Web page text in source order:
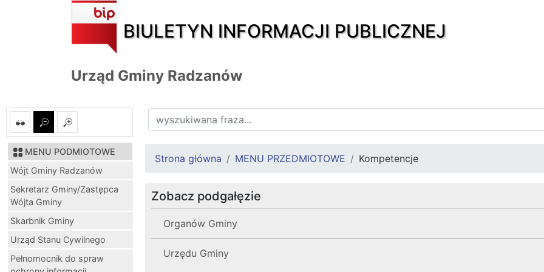
BIULETYN INFORMACJI PUBLICZNEJ
Urząd Gminy Radzanów
MENU PODMIOTOWE
Wójt Gminy Radzanów
Sekretarz Gminy/Zastępca
Wójta Gminy
Skarbnik Gminy
Urząd Stanu Cywilnego
Pełnomocnik do spraw
Strona główna MENU PRZEDMIOTOWE Kompetencje
Zobacz podgałęzie
Organów Gminy
Urzędu Gminy